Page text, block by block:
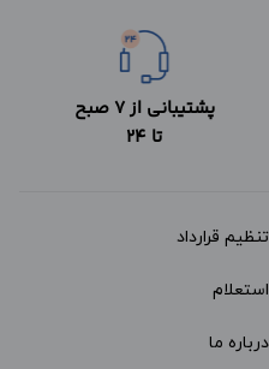
پشتیبانی از 7 صبح
تا 24
تنظیم قرارداد
استعلام
درباره ما